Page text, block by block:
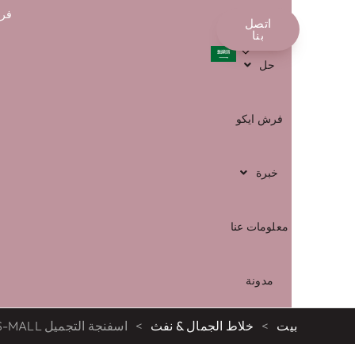
محل
حل
فرش ايكو
خبرة
معلومات عنا
مدونة
اتصل
بنا
العربية
بيت > خلاط الجمال & نفث > اسفنجة التجميل BS-MALL مع صندوق تخزين فنجان القهوة